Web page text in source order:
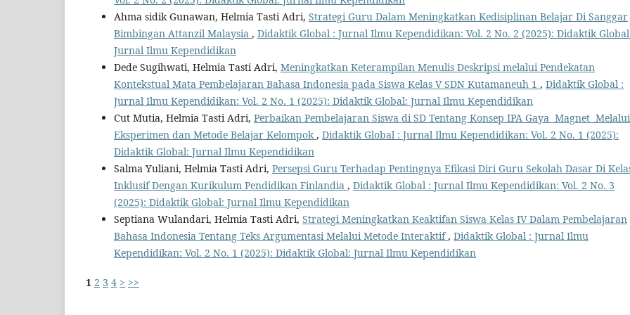
Ahma sidik Gunawan, Helmia Tasti Adri, Strategi Guru Dalam Meningkatkan Kedisiplinan Belajar Di Sanggar
Bimbingan Attanzil Malaysia , Didaktik Global : Jurnal Ilmu Kependidikan: Vol. 2 No. 2 (2025): Didaktik
Jurnal Ilmu Kependidikan
Dede Sugihwati, Helmia Tasti Adri, Meningkatkan Keterampilan Menulis Deskripsi melalui Pendekatan
Kontekstual Mata Pembelajaran Bahasa Indonesia pada Siswa Kelas V SDN Kutamaneuh 1 , Didaktik Global :
Jurnal Ilmu Kependidikan: Vol. 2 No. 1 (2025): Didaktik Global: Jurnal Ilmu Kependidikan
Cut Mutia, Helmia Tasti Adri, Perbaikan Pembelajaran Siswa di SD Tentang Konsep IPA Gaya Magnet Melalui
Eksperimen dan Metode Belajar Kelompok, Didaktik Global : Jurnal Ilmu Kependidikan: Vol. 2 No. 1 (2025):
Didaktik Global: Jurnal Ilmu Kependidikan
Salma Yuliani, Helmia Tasti Adri, Persepsi Guru Terhadap Pentingnya Efikasi Diri Guru Sekolah Dasar Di
Inklusif Dengan Kurikulum Pendidikan Finlandia , Didaktik Global : Jurnal Ilmu Kependidikan: Vol. 2 No. 3
(2025): Didaktik Global: Jurnal Ilmu Kependidikan
Septiana Wulandari, Helmia Tasti Adri, Strategi Meningkatkan Keaktifan Siswa Kelas IV Dalam Pembelajaran
Bahasa Indonesia Tentang Teks Argumentasi Melalui Metode Interaktif, Didaktik Global : Jurnal Ilmu
Kependidikan: Vol. 2 No. 1 (2025): Didaktik Global: Jurnal Ilmu Kependidikan
1 2 3 4 > >>